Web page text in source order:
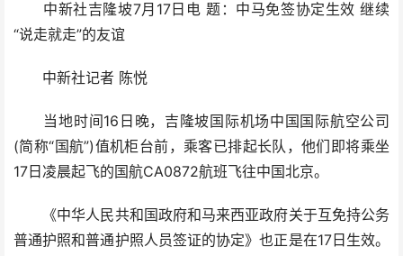
中新社吉隆坡7月17日电 题：中马免签协定生效 继续
“说走就走”的友谊
中新社记者 陈悦
当地时间16日晚，吉隆坡国际机场中国国际航空公司
(简称“国航”)值机柜台前，乘客已排起长队，他们即将乘坐
17日凌晨起飞的国航CA0872航班飞往中国北京。
《中华人民共和国政府和马来西亚政府关于互免持公务
普通护照和普通护照人员签证的协定》也正是在17日生效。
中马免签协定生效 继续“说走就